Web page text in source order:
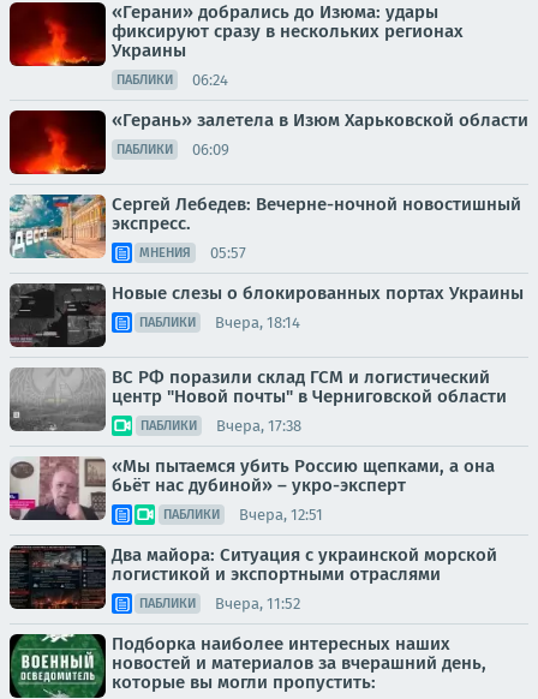
«Герани» добрались до Изюма: удары
фиксируют сразу в нескольких регионах
Украины
ПАБЛИКИ 06:24
«Герань» залетела в Изюм Харьковской области
ПАБЛИКИ 06:09
Сергей Лебедев: Вечерне-ночной новостишный
экспресс.
МНЕНИЯ 05:57
Новые слезы о блокированных портах Украины
ПАБЛИКИ Вчера, 18:14
ВС РФ поразили склад ГСМ и логистический
центр "Новой почты" в Черниговской области
ПАБЛИКИ Вчера, 17:38
«Мы пытаемся убить Россию щепками, а она
бьёт нас дубиной» – укро-эксперт
ПАБЛИКИ Вчера, 12:51
Два майора: Ситуация с украинской морской
логистикой и экспортными отраслями
ПАБЛИКИ Вчера, 11:52
Подборка наиболее интересных наших
новостей и материалов за вчерашний день,
которые вы могли пропустить: